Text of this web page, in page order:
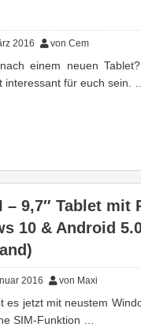
2016 von Cem
einem neuen
interessant für euch sein. …
– 9,7″ Tablet mit
10 & Android
2016 von Maxi
es jetzt mit neustem
SIM-Funktion …